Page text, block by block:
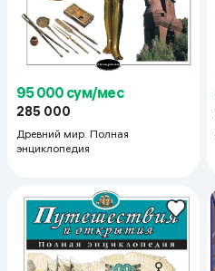
95 000 сум/мес
285 000
Древний мир. Полная
энциклопедия